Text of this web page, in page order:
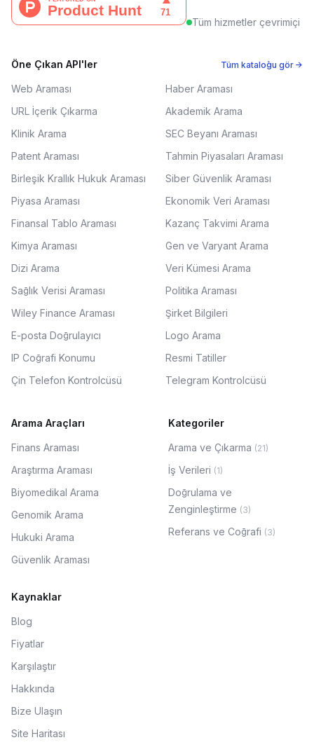
Tüm hizmetler çevrimiçi
Öne Çıkan API'ler Tüm kataloğu gör →
Web Araması
Haber Araması
URL İçerik Çıkarma
Akademik Arama
Klinik Arama
SEC Beyanı Araması
Patent Araması
Tahmin Piyasaları Araması
Birleşik Krallık Hukuk Araması
Siber Güvenlik Araması
Piyasa Araması
Ekonomik Veri Araması
Finansal Tablo Araması
Kazanç Takvimi Arama
Kimya Araması
Gen ve Varyant Arama
Dizi Arama
Veri Kümesi Arama
Sağlık Verisi Araması
Politika Araması
Wiley Finance Araması
Şirket Bilgileri
E-posta Doğrulayıcı
Logo Arama
IP Coğrafi Konumu
Resmi Tatiller
Çin Telefon Kontrolcüsü
Telegram Kontrolcüsü
Arama Araçları
Finans Araması
Araştırma Araması
Biyomedikal Arama
Genomik Arama
Hukuki Arama
Güvenlik Araması
Kategoriler
Arama ve Çıkarma (21)
İş Verileri (1)
Doğrulama ve
Zenginleştirme (3)
Referans ve Coğrafi (3)
Kaynaklar
Blog
Fiyatlar
Karşılaştır
Hakkında
Bize Ulaşın
Site Haritası